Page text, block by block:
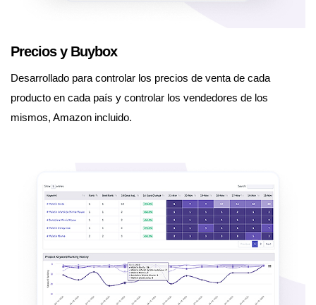
Precios y Buybox
Desarrollado para controlar los precios de venta de cada
producto en cada país y controlar los vendedores de los
mismos, Amazon incluido.